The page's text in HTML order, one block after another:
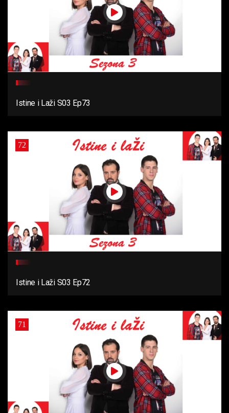
Istine i Laži S03 Ep73
72
Istine i Laži S03 Ep72
71